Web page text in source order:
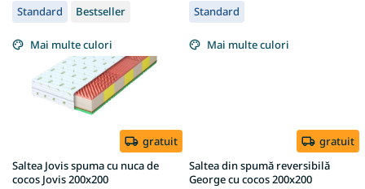
Standard Bestseller
Mai multe culori
gratuit
Saltea Jovis spuma cu nuca de
cocos Jovis 200x200
Standard
Mai multe culori
gratuit
Saltea din spumă reversibilă
George cu cocos 200x200